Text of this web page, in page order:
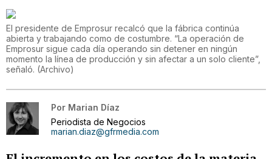
El presidente de Emprosur recalcó que la fábrica continúa
abierta y trabajando como de costumbre. “La operación de
Emprosur sigue cada día operando sin detener en ningún
momento la línea de producción y sin afectar a un solo cliente”,
señaló. (Archivo)
Por Marian Díaz
Periodista de Negocios
marian.diaz@gfrmedia.com